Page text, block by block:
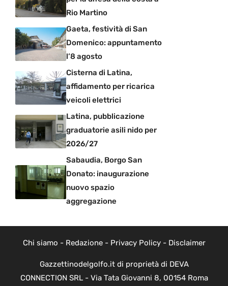
Rio Martino
Gaeta, festività di San
Domenico: appuntamento
l’8 agosto
Cisterna di Latina,
affidamento per ricarica
veicoli elettrici
Latina, pubblicazione
graduatorie asili nido per
2026/27
Sabaudia, Borgo San
Donato: inaugurazione
nuovo spazio
aggregazione
Chi siamo - Redazione- Privacy Policy- Disclaimer
Gazzettinodelgolfo.it di proprietà di DEVA
CONNECTION SRL - Via Tata Giovanni 8, 00154 Roma